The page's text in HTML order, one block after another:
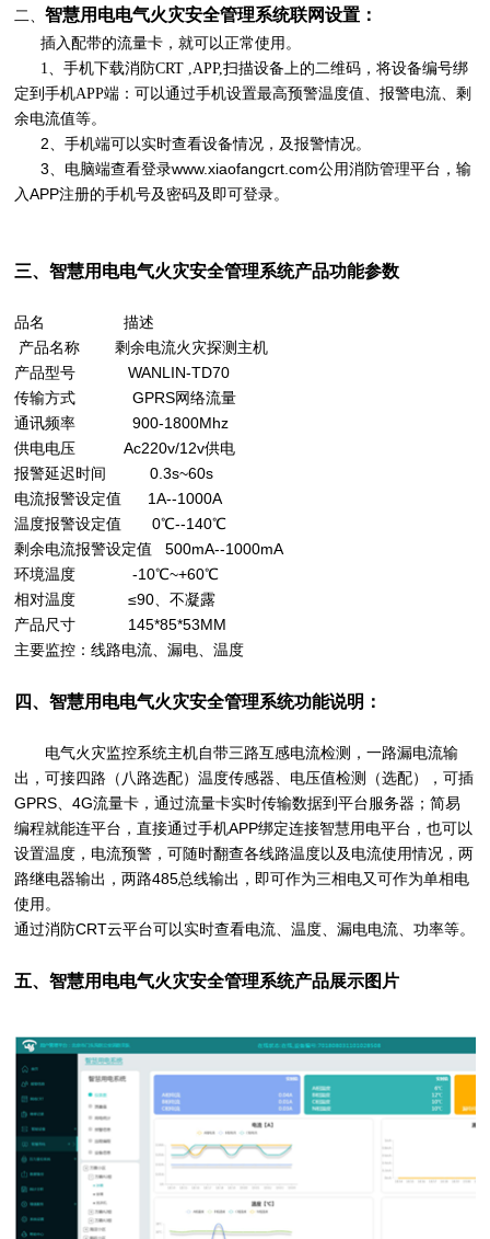
二、智慧用电电气火灾安全管理系统联网设置：
插入配带的流量卡，就可以正常使用。
1、手机下载消防CRT ,APP,扫描设备上的二维码，将设备编号绑
定到手机APP端：可以通过手机设置最高预警温度值、报警电流、剩
余电流值等。
2、手机端可以实时查看设备情况，及报警情况。
3、电脑端查看登录www.xiaofangcrt.com公用消防管理平台，输
入APP注册的手机号及密码及即可登录。
三、智慧用电电气火灾安全管理系统产品功能参数
品名 描述
产品名称 剩余电流火灾探测主机
产品型号 WANLIN-TD70
传输方式 GPRS网络流量
通讯频率 900-1800Mhz
供电电压 Ac220v/12v供电
报警延迟时间 0.3s~60s
电流报警设定值 1A--1000A
温度报警设定值 0℃--140℃
剩余电流报警设定值 500mA--1000mA
环境温度 -10℃~+60℃
相对温度 ≤90、不凝露
产品尺寸 145*85*53MM
主要监控：线路电流、漏电、温度
四、智慧用电电气火灾安全管理系统功能说明：
电气火灾监控系统主机自带三路互感电流检测，一路漏电流输
出，可接四路（八路选配）温度传感器、电压值检测（选配），可插
GPRS、4G流量卡，通过流量卡实时传输数据到平台服务器；简易
编程就能连平台，直接通过手机APP绑定连接智慧用电平台，也可以
设置温度，电流预警，可随时翻查各线路温度以及电流使用情况，两
路继电器输出，两路485总线输出，即可作为三相电又可作为单相电
使用。
通过消防CRT云平台可以实时查看电流、温度、漏电电流、功率等。
五、智慧用电电气火灾安全管理系统产品展示图片